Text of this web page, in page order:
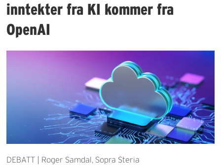
inntekter fra KI kommer fra
OpenAI
DEBATT | Roger Samdal, Sopra Steria